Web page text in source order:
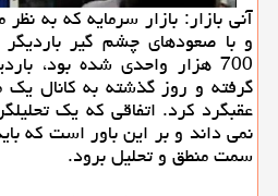
آنی بازار: بازار سرمایه كه به
و با صعودهای چشم گیر
700 هزار واحدی شده بود،
عقبگرد كرد. اتفاقی كه یك
نمی داند و بر این باور است كه
سمت منطق و تحلیل برود.